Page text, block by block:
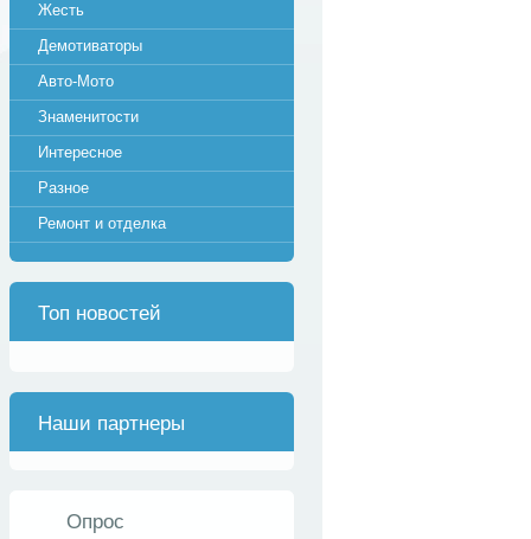
Жесть
Демотиваторы
Авто-Мото
Знаменитости
Интересное
Разное
Ремонт и отделка
Топ новостей
Наши партнеры
Опрос